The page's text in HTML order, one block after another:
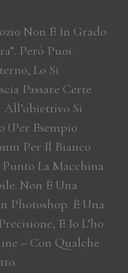
Non È In Grado
Però Puoi
Lo Si
Passare Certe
All’obiettivo Si
(per Esempio
Per Il Bianco
La Macchina
Non È Una
Photoshop. È Una
E Io L’ho
– Con Qualche